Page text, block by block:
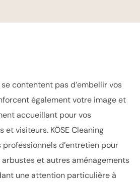
contentent pas d’embellir vos
également votre image et
accueillant pour vos
et visiteurs. KÖSE Cleaning
d’entretien pour
arbustes et autres aménagements
une attention particulière à